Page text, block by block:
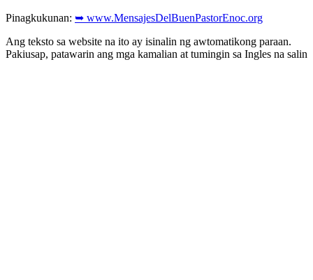
Pinagkukunan: ➥ www.MensajesDelBuenPastorEnoc.org
Ang teksto sa website na ito ay isinalin ng awtomatikong paraan.
Pakiusap, patawarin ang mga kamalian at tumingin sa Ingles na salin